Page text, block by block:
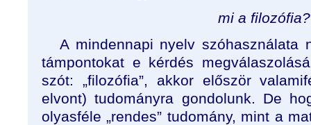
mi a filozófia?
A mindennapi nyelv szóhasználata
támpontokat e kérdés
szót: „filozófia”, akkor először
elvont) tudományra gondolunk. De
olyasféle „rendes” tudomány, mint a